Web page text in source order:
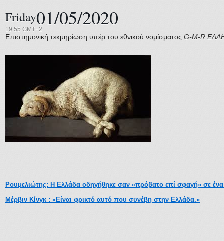
Friday01/05/2020
19:55 GMT+2
Επιστημονική τεκμηρίωση υπέρ του εθνικού νομίσματος G-M-R
Ρουμελιώτης: Η Ελλάδα οδηγήθηκε σαν «πρόβατο επί σφαγή» σε
Μέρβιν Κίνγκ : «Είναι φρικτό αυτό που συνέβη στην Ελλάδα.»